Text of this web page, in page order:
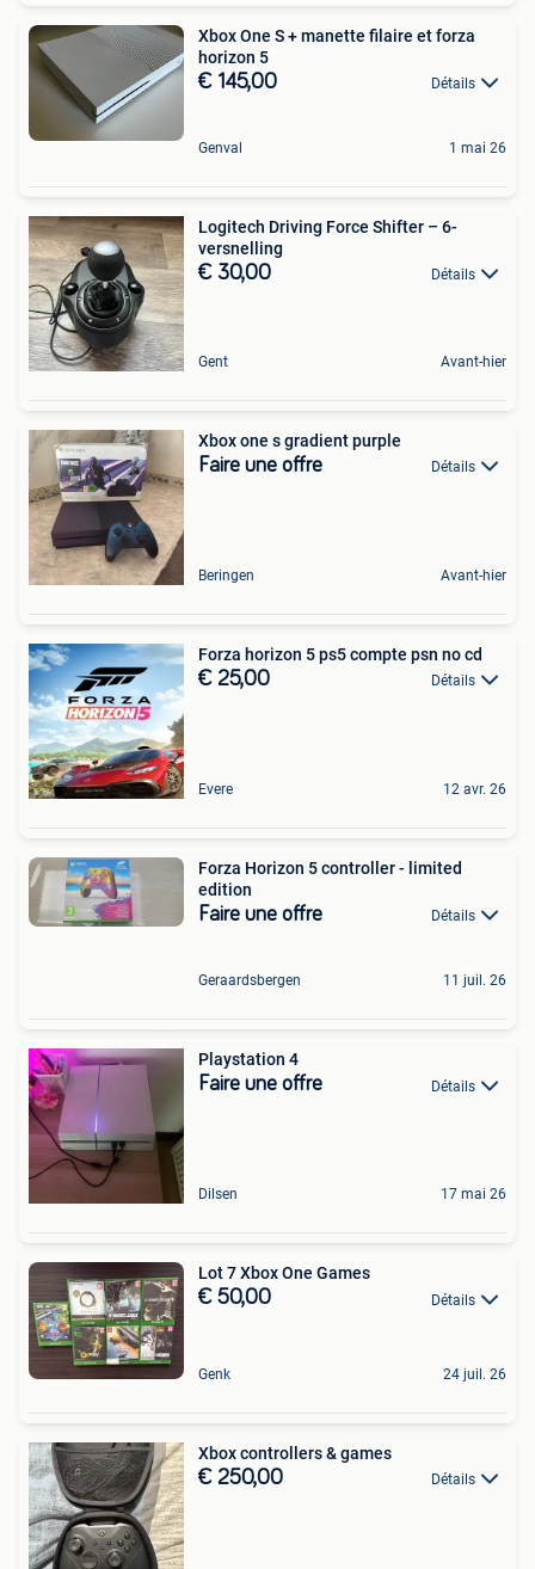
Xbox One S + manette filaire et forza
horizon 5
€ 145,00 Détails
Genval 1 mai 26
Logitech Driving Force Shifter – 6-
versnelling
€ 30,00 Détails
Gent Avant-hier
Xbox one s gradient purple
Faire une offre Détails
Beringen Avant-hier
Forza horizon 5 ps5 compte psn no cd
€ 25,00 Détails
Evere 12 avr. 26
Forza Horizon 5 controller - limited
edition
Faire une offre Détails
Geraardsbergen 11 juil. 26
Playstation 4
Faire une offre Détails
Dilsen 17 mai 26
Lot 7 Xbox One Games
€ 50,00 Détails
Genk 24 juil. 26
Xbox controllers & games
€ 250,00 Détails